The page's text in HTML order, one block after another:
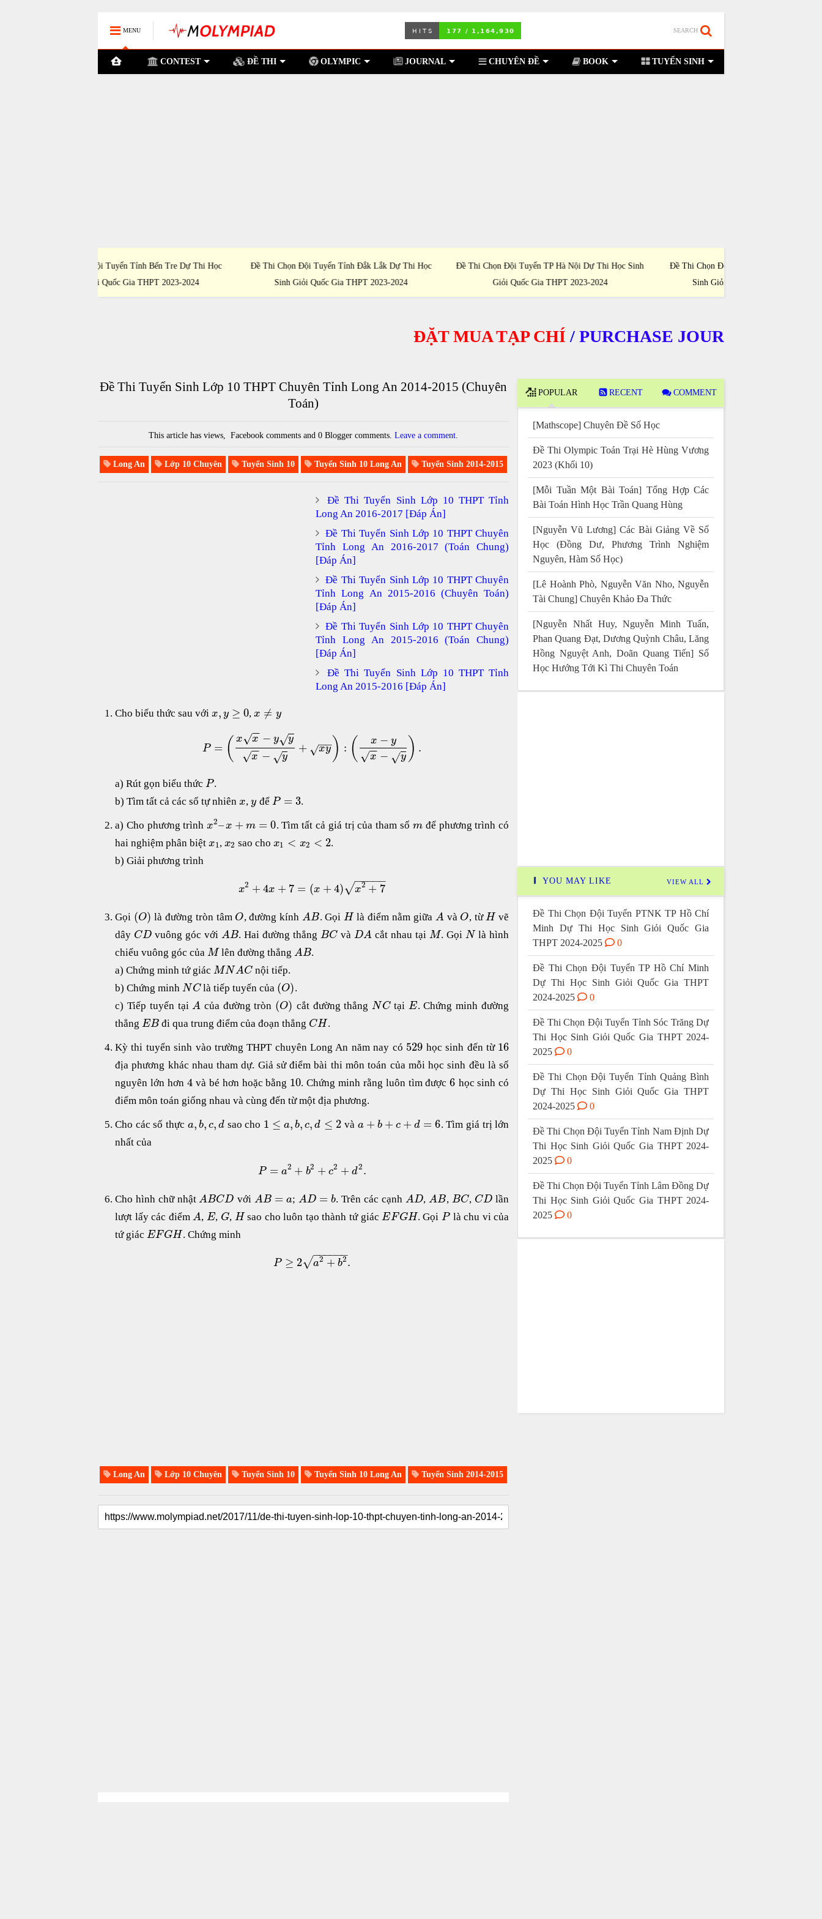
MENU SEARCH
CONTEST ĐỀ THI OLYMPIC JOURNAL CHUYÊN ĐỀ BOOK TUYỂN SINH
Đề Thi Chọn Đội Tuyển TP Hà Nội Dự Thi Học Sinh
Giỏi Quốc Gia THPT 2023-2024
Đề Thi Chọn Đội Tuyển Tỉnh Cà Mau Dự Thi Học
Sinh Giỏi Quốc Gia THPT 2023-2024
Đề Thi Chọn Đội Tuyển Tỉnh Quảng Ninh Dự Thi
Học Sinh Giỏi Quốc Gia THPT 2023-2024
ĐẶT MUA TẠP CHÍ/PURCHASE JOURNALS
Đề Thi Tuyển Sinh Lớp 10 THPT Chuyên Tỉnh Long An 2014-2015 (Chuyên
Toán)
This article hasviews, Facebook comments and 0 Blogger comments.Leave a comment
Long An Lớp 10 Chuyên Tuyển Sinh 10 Tuyển Sinh 10 Long An Tuyển Sinh 2014-2015
Đề Thi Tuyển Sinh Lớp 10 THPT Tỉnh
Long An 2016-2017 [Đáp Án]
Đề Thi Tuyển Sinh Lớp 10 THPT Chuyên
Tỉnh Long An 2016-2017 (Toán Chung)
[Đáp Án]
Đề Thi Tuyển Sinh Lớp 10 THPT Chuyên
Tỉnh Long An 2015-2016 (Chuyên Toán)
[Đáp Án]
Đề Thi Tuyển Sinh Lớp 10 THPT Chuyên
Tỉnh Long An 2015-2016 (Toán Chung)
[Đáp Án]
Đề Thi Tuyển Sinh Lớp 10 THPT Tỉnh
Long An 2015-2016 [Đáp Án]
Cho biểu thức sau với x, y ≥ 0,x ≠ y
P = ( x x
−
−
√ − y y
√
x
−
−
√ − y
√
+ xy
−−
√ ) : ( x − y
x
−
−
√ − y
√ ) .
a) Rút gọn biểu thức P.
b) Tìm tất cả các số tự nhiên x,y để P = 3.
a) Cho phương trìnhx2–x + m = 0. Tìm tất cả giá trị của tham số mđể phương trình có
hai nghiệm phân biệt x1, x2 sao cho x1 < x2 < 2.
b) Giải phương trình
x2 + 4x + 7 = (x + 4) x2 + 7
− −
−−−
√
Gọi (O) là đường tròn tâm O, đường kínhAB. GọiH là điểm nằm giữa Avà O, từH vẽ
dây CD vuông góc với AB. Hai đường thẳng BC và DA cắt nhau tại M. Gọi N là hình
chiếu vuông góc của M lên đường thẳng AB.
a) Chứng minh tứ giác MNAC nội tiếp.
b) Chứng minh N Clà tiếp tuyến của (O).
c) Tiếp tuyến tại Acủa đường tròn (O) cắt đường thẳngN CtạiE. Chứng minh đường
thẳng EB đi qua trung điểm của đoạn thẳng CH .
Kỳ thi tuyển sinh vào trường THPT chuyên Long An năm nay có 529 học sinh đến từ 16
địa phương khác nhau tham dự. Giả sử điểm bài thi môn toán của mỗi học sinh đều là số
nguyên lớn hơn 4 và bé hơn hoặc bằng 10. Chứng minh rằng luôn tìm được6 học sinh có
điểm môn toán giống nhau và cùng đến từ một địa phương.
Cho các số thực a, b, c, d sao cho 1 ≤ a, b, c, d ≤ 2 và a + b + c + d = 6. Tìm giá trị lớn
nhất của
P = a2 + b2 + c2 + d2.
Cho hình chữ nhật ABCD với AB = a; AD = b. Trên các cạnhAD,AB, BC, CD lần
lượt lấy các điểmA,E, G, Hsao cho luôn tạo thành tứ giácEFGH. Gọi P là chu vi của
tứ giác EFGH. Chứng minh
P ≥ 2 a2 + b2
− −
−−−−
√ .
Long An Lớp 10 Chuyên Tuyển Sinh 10 Tuyển Sinh 10 Long An Tuyển Sinh 2014-2015
POPULAR RECENT COMMENT
[Mathscope] Chuyên Đề Số Học
Đề Thi Olympic Toán Trại Hè Hùng Vương
2023 (Khối 10)
[Mỗi Tuần Một Bài Toán] Tổng Hợp Các
Bài Toán Hình Học Trần Quang Hùng
[Nguyễn Vũ Lương] Các Bài Giảng Về Số
Học (Đồng Dư, Phương Trình Nghiệm
Nguyên, Hàm Số Học)
[Lê Hoành Phò, Nguyễn Văn Nho, Nguyễn
Tài Chung] Chuyên Khảo Đa Thức
[Nguyễn Nhất Huy, Nguyễn Minh Tuấn,
Phan Quang Đạt, Dương Quỳnh Châu, Lăng
Hồng Nguyệt Anh, Doãn Quang Tiến] Số
Học Hướng Tới Kì Thi Chuyên Toán
YOU MAY LIKE VIEW ALL
Đề Thi Chọn Đội Tuyển PTNK TP Hồ Chí
Minh Dự Thi Học Sinh Giỏi Quốc Gia
THPT 2024-2025
0
Đề Thi Chọn Đội Tuyển TP Hồ Chí Minh
Dự Thi Học Sinh Giỏi Quốc Gia THPT
2024-2025
0
Đề Thi Chọn Đội Tuyển Tỉnh Sóc Trăng Dự
Thi Học Sinh Giỏi Quốc Gia THPT 2024-
2025
0
Đề Thi Chọn Đội Tuyển Tỉnh Quảng Bình
Dự Thi Học Sinh Giỏi Quốc Gia THPT
2024-2025
0
Đề Thi Chọn Đội Tuyển Tỉnh Nam Định Dự
Thi Học Sinh Giỏi Quốc Gia THPT 2024-
2025
0
Đề Thi Chọn Đội Tuyển Tỉnh Lâm Đồng Dự
Thi Học Sinh Giỏi Quốc Gia THPT 2024-
2025
0